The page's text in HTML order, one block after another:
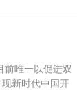
前唯一以促进双
新时代中国开